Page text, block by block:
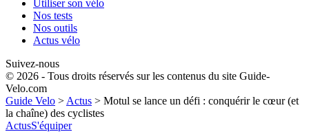
Utiliser son vélo
Nos tests
Nos outils
Actus vélo
Suivez-nous
© 2026 - Tous droits réservés sur les contenus du site Guide-
Velo.com
Guide Velo > Actus > Motul se lance un défi : conquérir le cœur (et
la chaîne) des cyclistes
ActusS'équiper